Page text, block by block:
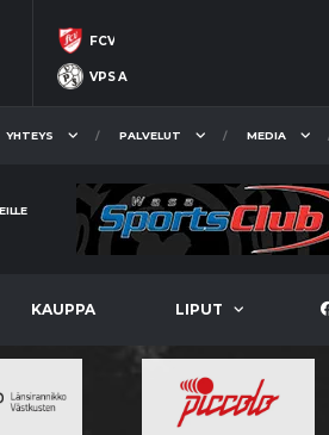
FCV
VPS A
YHTEYS PALVELUT MEDIA
KAUPPA LIPUT